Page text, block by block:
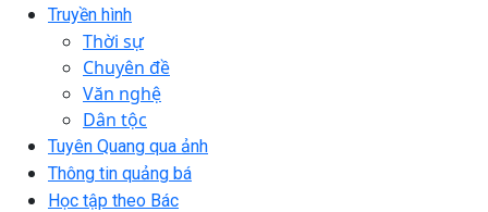
Truyền hình
Thời sự
Chuyên đề
Văn nghệ
Dân tộc
Tuyên Quang qua ảnh
Thông tin quảng bá
Học tập theo Bác